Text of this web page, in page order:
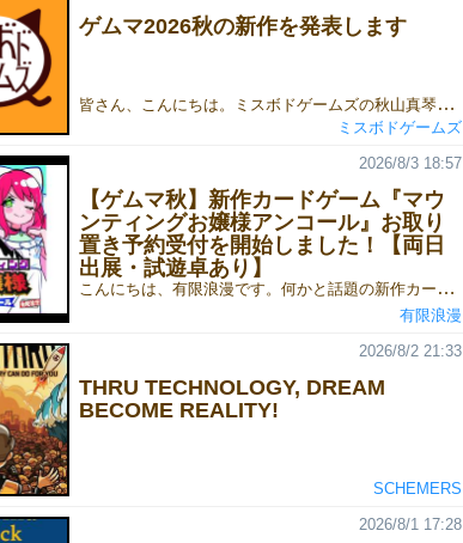
ゲムマ2026秋の新作を発表します
皆さん、こんにちは。ミスボドゲームズの秋山真琴です。ゲームマーケット2026秋まで約2ヶ月となりましたね。今回も早めに準備を進めることができていますので、少し早いですが、新作を発表することにします。■カードゲーム『しりとりんね』プレイ人数：2～7人プレイ時間：15分価格：2,000円（ゲームマーケット特価、通常価格：2,200円）作品紹介ページ：https://gamemarket.jp/game/188737ルールの公開や取り置き予約の受け付けは、8月10日（月）を予定しています！
ミスボドゲームズ
【ゲムマ秋】新作カードゲーム『マウ
ンティングお嬢様アンコール』お取り
置き予約受付を開始しました！【両日
出展・試遊卓あり】
こんにちは、有限浪漫です。何かと話題の新作カードゲーム『マウンティングお嬢様アンコール』ゲームマーケット2026秋でのお取り置き予約を開始しました！ ゲームマーケット会場特別価格：1500円ご予約は下記のリンクからGoogleフォームにてお申し込みください！👇 『マウンティングお嬢様アンコール』のご予約・詳細はこちら！■お取り置き予約フォームhttps://forms.gle/qV7ESTTdu6NaVHZ2A■ルール説明書https://limited-romance.blogspot.com/2026/06/blog-post.html■ルール説明動画https://www.youtube.com/watch?v=kZ61ymZT2zA たった6枚の手札で至高の心理戦！お嬢様同士がマウントを取り合って精神力を削り合うミニストラテジーゲームです！
2026/8/3 18:57
有限浪漫
THRU TECHNOLOGY, DREAM
BECOME REALITY!
2026/8/2 21:33
SCHEMERS
2026/8/1 17:28